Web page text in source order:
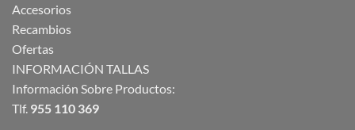
Accesorios
Recambios
Ofertas
INFORMACIÓN TALLAS
Información Sobre Productos:
Tlf. 955 110 369